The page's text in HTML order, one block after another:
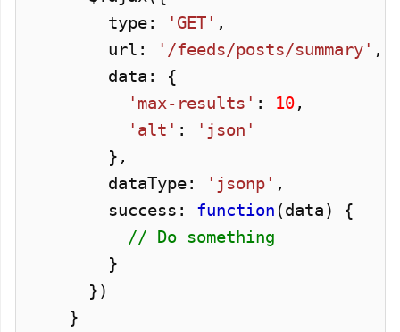
type:
'GET' ,
url:
'/feeds/posts/summary' ,
data: {
'max-results' : 10,
'alt' :
'json'
},
dataType:
'jsonp' ,
success: function (data) {
// Do something
}
})
}